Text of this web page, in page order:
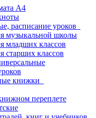
А4
расписание уроков
музыкальной школы
младших классов
старших классов
книжки
переплете